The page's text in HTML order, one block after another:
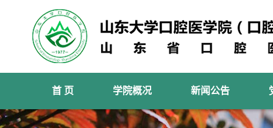
首 页 学院概况 新闻公告